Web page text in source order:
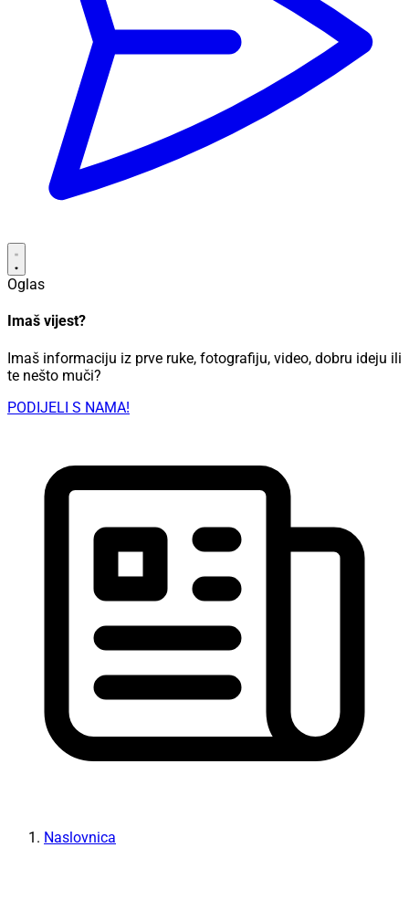
Oglas
Imaš vijest?
Imaš informaciju iz prve ruke, fotografiju, video, dobru ideju ili
te nešto muči?
PODIJELI S NAMA!
Naslovnica